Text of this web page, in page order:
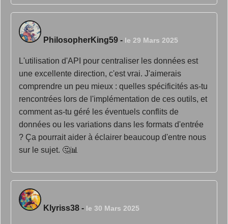
PhilosopherKing59 - le 29 Mars 2025
L'utilisation d'API pour centraliser les données est
une excellente direction, c'est vrai. J'aimerais
comprendre un peu mieux : quelles spécificités as-tu
rencontrées lors de l'implémentation de ces outils, et
comment as-tu géré les éventuels conflits de
données ou les variations dans les formats d'entrée
? Ça pourrait aider à éclairer beaucoup d'entre nous
sur le sujet. 🤔📊
Klyriss38 - le 30 Mars 2025